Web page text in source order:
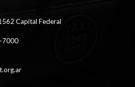
Capital Federal
7000